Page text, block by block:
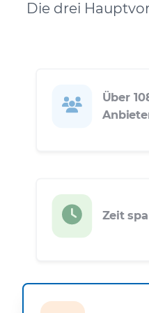
Die drei
Über
Zeit